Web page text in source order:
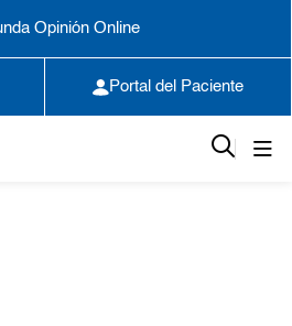
Opinión Online
Portal del Paciente